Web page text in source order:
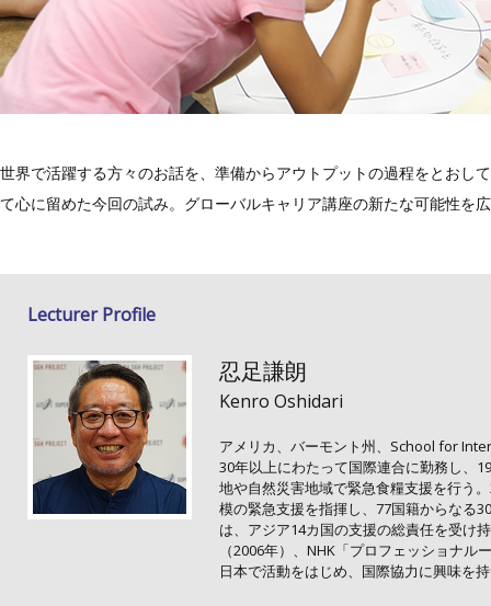
世界で活躍する方々のお話を、準備からアウトプットの過程をとおし
て心に留めた今回の試み。グローバルキャリア講座の新たな可能性を
Lecturer Profile
忍足謙朗
Kenro Oshidari
アメリカ、バーモント州、 School for
30年以上にわたって国際連合に勤務し、
地や自然災害地域で緊急食糧支援を行う。
模の緊急支援を指揮し、 77国籍からなる
は、アジア14カ国の支援の総責任を受け
（2006年）、 NHK 「プロフェッショナル
日本で活動をはじめ、国際協力に興味を